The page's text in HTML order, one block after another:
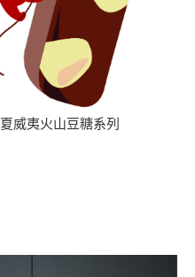
夏威夷火山豆糖系列